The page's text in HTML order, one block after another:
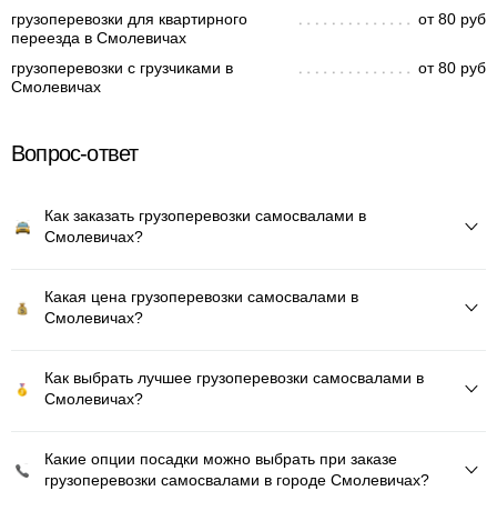
грузоперевозки для квартирного
переезда в Смолевичах
от 80 руб
грузоперевозки с грузчиками в
Смолевичах
от 80 руб
Вопрос-ответ
Как заказать грузоперевозки самосвалами в
Смолевичах?
Какая цена грузоперевозки самосвалами в
Смолевичах?
Как выбрать лучшее грузоперевозки самосвалами в
Смолевичах?
Какие опции посадки можно выбрать при заказе
грузоперевозки самосвалами в городе Смолевичах?